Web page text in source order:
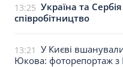
13:25 Україна та
співробітництво
13:21 У Києві
Юкова: фоторепортаж з